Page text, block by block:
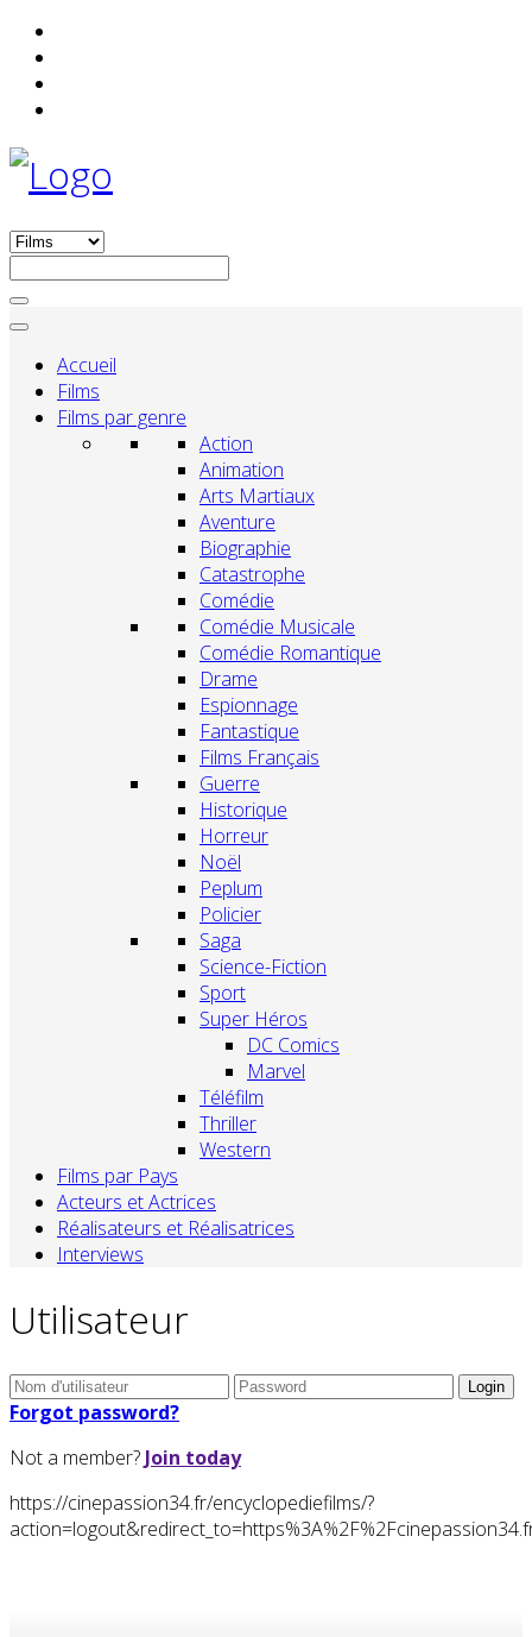
Accueil
Films
Films par genre
Action
Animation
Arts Martiaux
Aventure
Biographie
Catastrophe
Comédie
Comédie Musicale
Comédie Romantique
Drame
Espionnage
Fantastique
Films Français
Guerre
Historique
Horreur
Noël
Peplum
Policier
Saga
Science-Fiction
Sport
Super Héros
DC Comics
Marvel
Téléfilm
Thriller
Western
Films par Pays
Acteurs et Actrices
Réalisateurs et Réalisatrices
Interviews
Utilisateur
Forgot password?
Not a member? Join today
https://cinepassion34.fr/encyclopediefilms/?